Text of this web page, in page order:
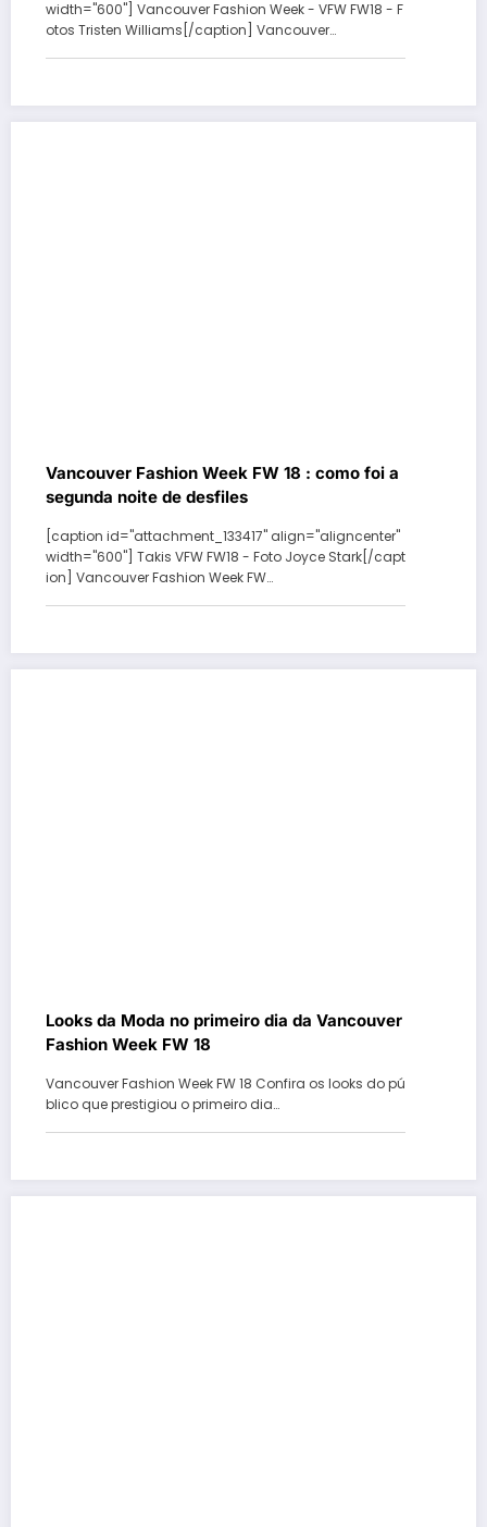
width="600"] Vancouver Fashion Week - VFW FW18 - F
otos Tristen Williams[/caption] Vancouver…
Vancouver Fashion Week FW 18 : como foi a
segunda noite de desfiles
[caption id="attachment_133417" align="aligncenter"
width="600"] Takis VFW FW18 - Foto Joyce Stark[/capt
ion] Vancouver Fashion Week FW…
Looks da Moda no primeiro dia da Vancouver
Fashion Week FW 18
Vancouver Fashion Week FW 18 Confira os looks do pú
blico que prestigiou o primeiro dia…